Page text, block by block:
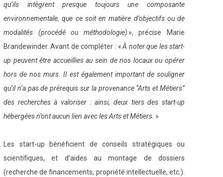
qu’ils intègrent presque toujours une composante
environnementale, que ce soit en matière d’objectifs ou de
modalités (procédé ou méthodologie) », précise Marie
Brandewinder. Avant de compléter : «À noter que les start-
up peuvent être accueillies au sein de nos locaux ou opérer
hors de nos murs. Il est également important de souligner
qu’il n’a pas de prérequis sur la provenance “Arts et Métiers”
des recherches à valoriser : ainsi, deux tiers des start-up
hébergées n’ont aucun lien avec les Arts et Métiers. »
Les start-up bénéficient de conseils stratégiques ou
scientifiques, et d’aides au montage de dossiers
(recherche de financements, propriété intellectuelle, etc.).